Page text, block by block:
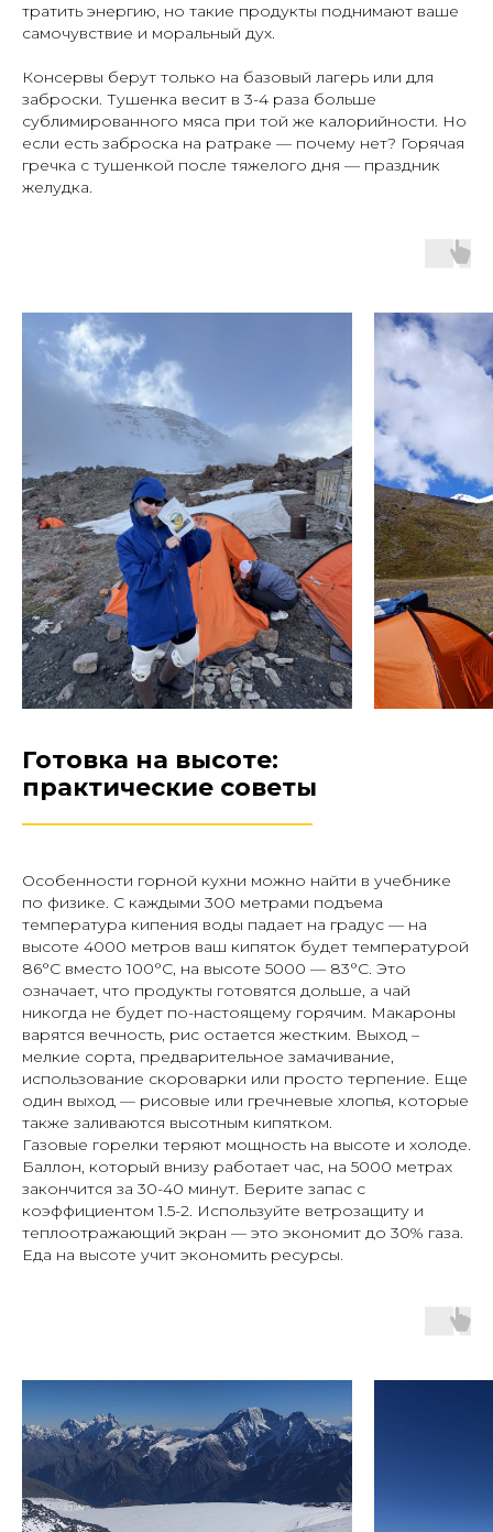
тратить энергию, но такие продукты поднимают ваше
самочувствие и моральный дух.
Консервы берут только на базовый лагерь или для
заброски. Тушенка весит в 3-4 раза больше
сублимированного мяса при той же калорийности. Но
если есть заброска на ратраке — почему нет? Горячая
гречка с тушенкой после тяжелого дня — праздник
желудка.
Готовка на высоте:
практические советы
Особенности горной кухни можно найти в учебнике
по физике. С каждыми 300 метрами подъема
температура кипения воды падает на градус — на
высоте 4000 метров ваш кипяток будет температурой
86°C вместо 100°C, на высоте 5000 — 83°C. Это
означает, что продукты готовятся дольше, а чай
никогда не будет по-настоящему горячим. Макароны
варятся вечность, рис остается жестким. Выход –
мелкие сорта, предварительное замачивание,
использование скороварки или просто терпение. Еще
один выход — рисовые или гречневые хлопья, которые
также заливаются высотным кипятком.
Газовые горелки теряют мощность на высоте и холоде.
Баллон, который внизу работает час, на 5000 метрах
закончится за 30-40 минут. Берите запас с
коэффициентом 1.5-2. Используйте ветрозащиту и
теплоотражающий экран — это экономит до 30% газа.
Еда на высоте учит экономить ресурсы.